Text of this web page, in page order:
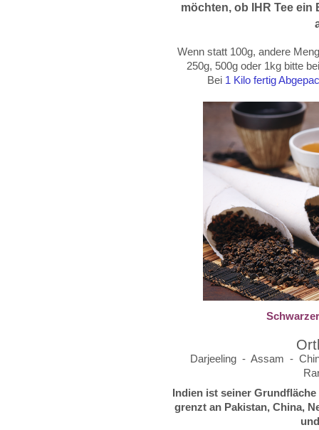
möchten, ob IHR Tee ein
Wenn statt 100g, andere
250g, 500g oder 1kg bitte
Bei 1 Kilo fertig
Darjeeling - Assam -
Indien ist seiner
grenzt an Pakistan, China,